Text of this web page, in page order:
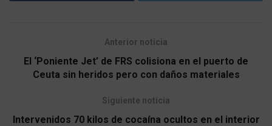
Anterior noticia
El ‘Poniente Jet’ de FRS colisiona en el puerto de
Ceuta sin heridos pero con daños materiales
Siguiente noticia
Intervenidos 70 kilos de cocaína ocultos en el interior